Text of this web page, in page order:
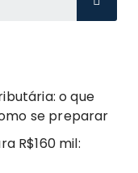
o que
se preparar
R$160 mil: